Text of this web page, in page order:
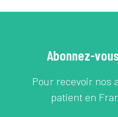
Abonnez-
Pour recevoir nos
patient en